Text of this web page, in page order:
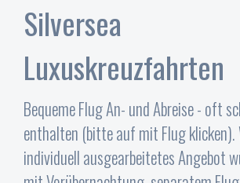
Silversea
Luxuskreuzfahrten
Bequeme Flug An- und Abreise - oft
enthalten (bitte auf mit Flug klicken).
individuell ausgearbeitetes Angebot